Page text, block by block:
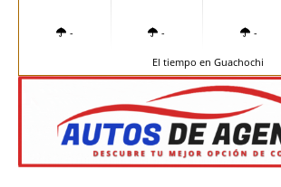
- - -
El tiempo en Guachochi